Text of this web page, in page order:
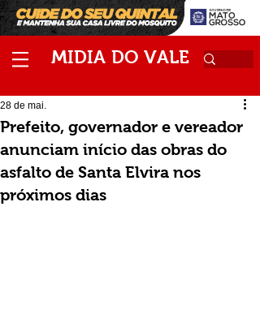
MIDIA DO VALE
Prefeito, governador e vereador
anunciam início das obras do
asfalto de Santa Elvira nos
próximos dias
28 de mai.